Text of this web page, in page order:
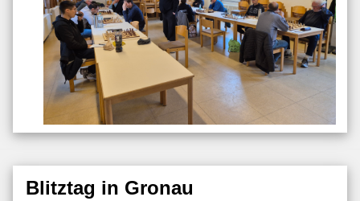
Blitztag in Gronau